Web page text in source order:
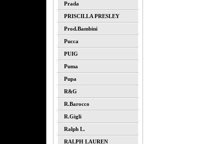
Prada
PRISCILLA PRESLEY
Prod.bambini
Pucca
PUIG
Puma
Pupa
R&G
R.barocco
R.gigli
Ralph L.
RALPH LAUREN